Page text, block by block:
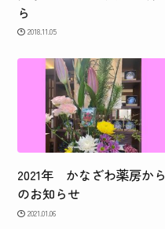
ら
2018.11.05
2021年 かなざわ薬房から
のお知らせ
2021.01.06